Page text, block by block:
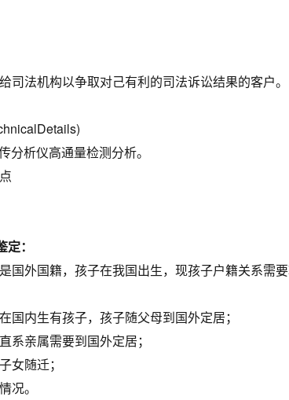
法机构以争取对己有利的司法诉讼结果的客户。
析仪高通量检测分析。
：
外国籍，孩子在我国出生，现孩子户籍关系需
内生有孩子，孩子随父母到国外定居；
亲属需要到国外定居；
随迁；
。